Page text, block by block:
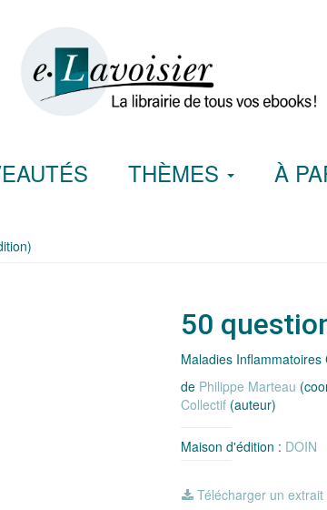
THÈMES À
50
Maladies
de Philippe Marteau
Collectif (auteur)
Maison d'édition : DOIN
Télécharger un extrait